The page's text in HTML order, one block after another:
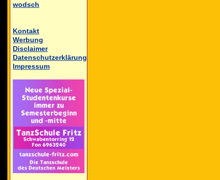
wodsch
Kontakt
Werbung
Disclaimer
Datenschutzerklärung
Impressum